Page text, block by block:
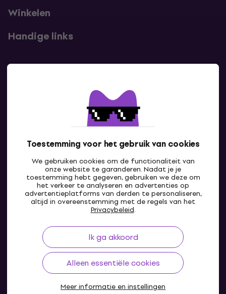
Toestemming voor het gebruik van cookies
We gebruiken cookies om de functionaliteit van
onze website te garanderen. Nadat je je
toestemming hebt gegeven, gebruiken we deze om
het verkeer te analyseren en advertenties op
advertentieplatforms van derden te personaliseren,
altijd in overeenstemming met de regels van het
Privacybeleid.
Ik ga akkoord
Alleen essentiële cookies
Meer informatie en instellingen
Winkelen
Handige links
Neem contact met ons op
BE